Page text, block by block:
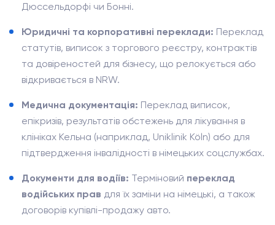
Дюссельдорфі чи Бонні.
Юридичні та корпоративні переклади: Переклад
статутів, виписок з торгового реєстру, контрактів
та довіреностей для бізнесу, що релокується або
відкривається в NRW.
Медична документація: Переклад виписок,
епікризів, результатів обстежень для лікування в
клініках Кельна (наприклад, Uniklinik Köln) або для
підтвердження інвалідності в німецьких соцслужбах.
Документи для водіїв: Терміновий переклад
водійських прав для їх заміни на німецькі, а також
договорів купівлі-продажу авто.